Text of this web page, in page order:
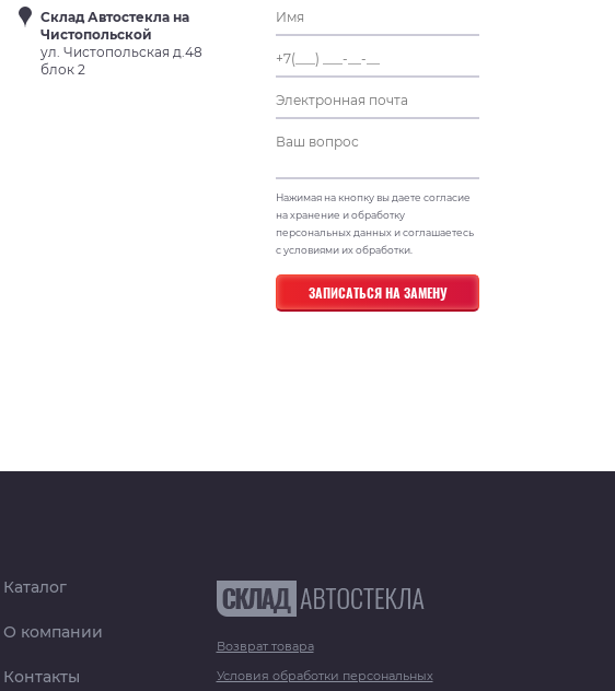
Склад Автостекла на
Чистопольской
ул. Чистопольская д.48
блок 2
Нажимая на кнопку вы даете согласие
на хранение и обработку
персональных данных и соглашаетесь
с условиями их обработки.
Каталог
О компании
Контакты
Возврат товара
Условия обработки персональных